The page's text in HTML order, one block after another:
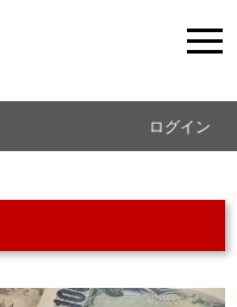
ログイン